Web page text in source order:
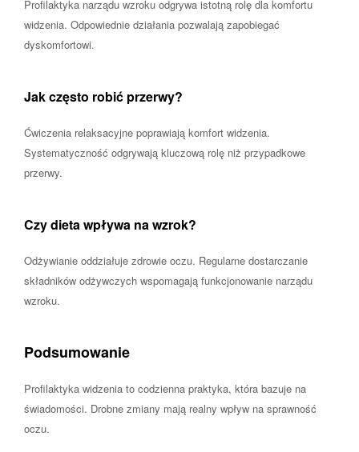
Profilaktyka narządu wzroku odgrywa istotną rolę dla komfortu
widzenia. Odpowiednie działania pozwalają zapobiegać
dyskomfortowi.
Jak często robić przerwy?
Ćwiczenia relaksacyjne poprawiają komfort widzenia.
Systematyczność odgrywają kluczową rolę niż przypadkowe
przerwy.
Czy dieta wpływa na wzrok?
Odżywianie oddziałuje zdrowie oczu. Regularne dostarczanie
składników odżywczych wspomagają funkcjonowanie narządu
wzroku.
Podsumowanie
Profilaktyka widzenia to codzienna praktyka, która bazuje na
świadomości. Drobne zmiany mają realny wpływ na sprawność
oczu.